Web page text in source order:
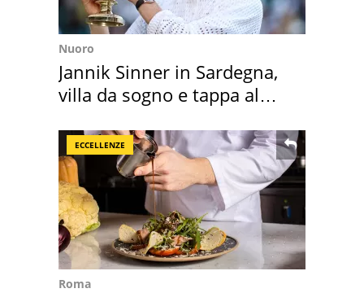
Nuoro
Jannik Sinner in Sardegna,
villa da sogno e tappa al
ECCELLENZE
Roma